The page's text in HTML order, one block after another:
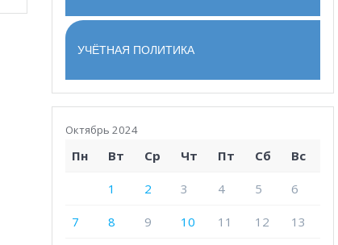
УЧЁТНАЯ ПОЛИТИКА
Октябрь 2024
Пн Вт Ср Чт Пт Сб Вс
1 2 3 4 5 6
7 8 9 10 11 12 13